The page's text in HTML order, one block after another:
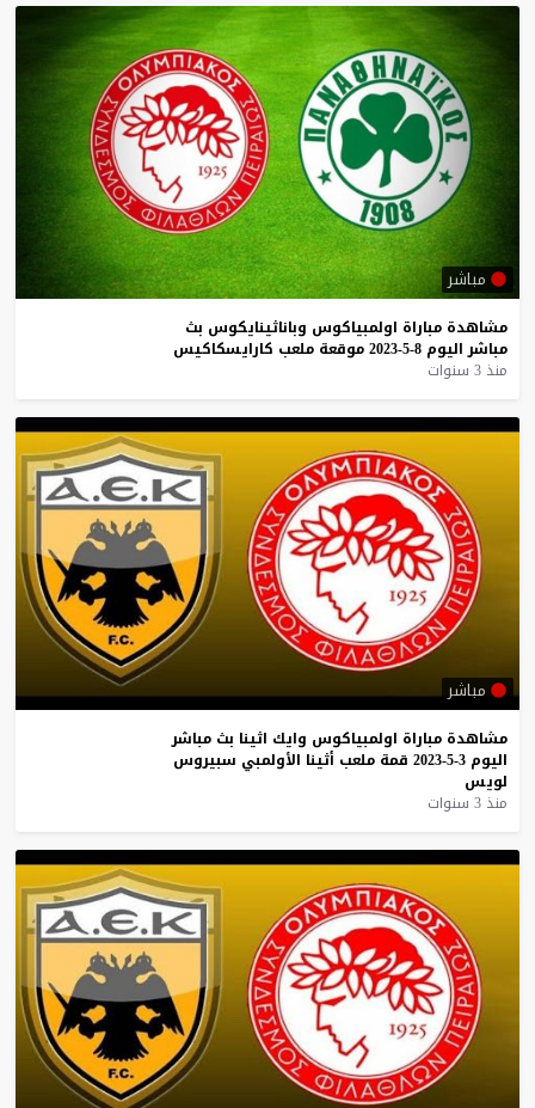
مباشر
مشاهدة مباراة اولمبياكوس وباناثينايكوس بث
مباشر اليوم 8-5-2023 موقعة ملعب كارايسكاكيس
منذ 3 سنوات
مباشر
مشاهدة مباراة اولمبياكوس وايك اثينا بث مباشر
اليوم 3-5-2023 قمة ملعب أثينا الأولمبي سبيروس
لويس
منذ 3 سنوات